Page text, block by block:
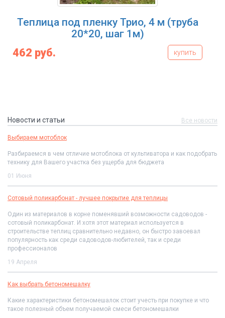
под пленку Трио, 4 м (труба
20*20, шаг 1м)
Теплица
546 руб.
Новости и статьи Все новости
Выбираем мотоблок
Разбираемся в чем отличие мотоблока от культиватора и как подобрать
технику для Вашего участка без ущерба для бюджета
01 Июня
Сотовый поликарбонат - лучшее покрытие для теплицы
Один из материалов в корне поменявший возможности садоводов -
сотовый поликарбонат. И хотя этот материал используется в
строительстве теплиц сравнительно недавно, он быстро завоевал
популярность как среди садоводов-любителей, так и среди
профессионалов
19 Апреля
Как выбрать бетономешалку
Какие характеристики бетономешалок стоит учесть при покупке и что
такое полезный объем получаемой смеси бетономешалки